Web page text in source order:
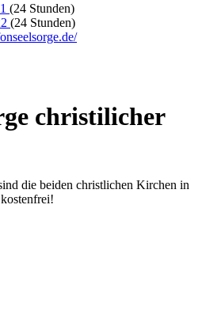
(24 Stunden)
(24 Stunden)
christilicher
die beiden christlichen Kirchen in